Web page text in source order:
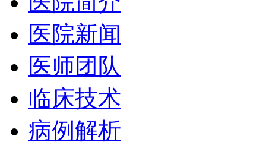
医院新闻
医师团队
临床技术
病例解析